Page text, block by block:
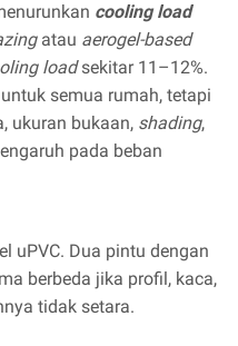
cooling load
atau aerogel-based
loadsekitar 11–12%.
semua rumah, tetapi
ukuran bukaan, shading,
pada beban
uPVC. Dua pintu dengan
berbeda jika profil, kaca,
tidak setara.